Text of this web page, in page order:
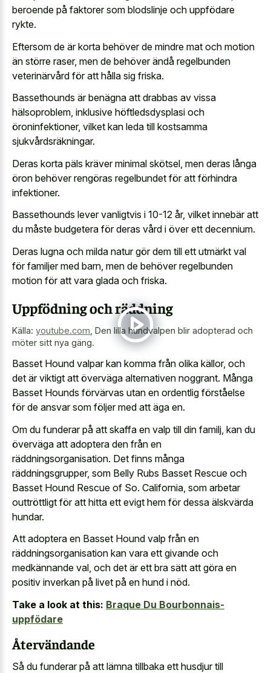
beroende på faktorer som blodslinje och uppfödare
rykte.
Eftersom de är korta behöver de mindre mat och motion
än större raser, men de behöver ändå regelbunden
veterinärvård för att hålla sig friska.
Bassethounds är benägna att drabbas av vissa
hälsoproblem, inklusive höftledsdysplasi och
öroninfektioner, vilket kan leda till kostsamma
sjukvårdsräkningar.
Deras korta päls kräver minimal skötsel, men deras långa
öron behöver rengöras regelbundet för att förhindra
infektioner.
Bassethounds lever vanligtvis i 10-12 år, vilket innebär att
du måste budgetera för deras vård i över ett decennium.
Deras lugna och milda natur gör dem till ett utmärkt val
för familjer med barn, men de behöver regelbunden
motion för att vara glada och friska.
Uppfödning och räddning
Källa: youtube.com Den lilla hundvalpen blir adopterad och
möter sitt nya gäng.
Basset Hound valpar kan komma från olika källor, och
det är viktigt att överväga alternativen noggrant. Många
Basset Hounds förvärvas utan en ordentlig förståelse
för de ansvar som följer med att äga en.
Om du funderar på att skaffa en valp till din familj, kan du
överväga att adoptera den från en
räddningsorganisation. Det finns många
räddningsgrupper, som Belly Rubs Basset Rescue och
Basset Hound Rescue of So. California, som arbetar
outtröttligt för att hitta ett evigt hem för dessa älskvärda
hundar.
Att adoptera en Basset Hound valp från en
räddningsorganisation kan vara ett givande och
medkännande val, och det är ett bra sätt att göra en
positiv inverkan på livet på en hund i nöd.
Take a look at this: Braque Du Bourbonnais-
uppfödare
Återvändande
Så du funderar på att lämna tillbaka ett husdjur till